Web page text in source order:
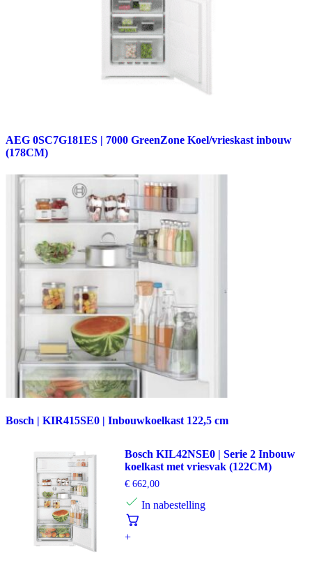
AEG 0SC7G181ES | 7000 GreenZone Koel/vrieskast inbouw
(178CM)
Bosch | KIR415SE0 | Inbouwkoelkast 122,5 cm
Bosch KIL42NSE0 | Serie 2 Inbouw
koelkast met vriesvak (122CM)
€662,00
In nabestelling
+